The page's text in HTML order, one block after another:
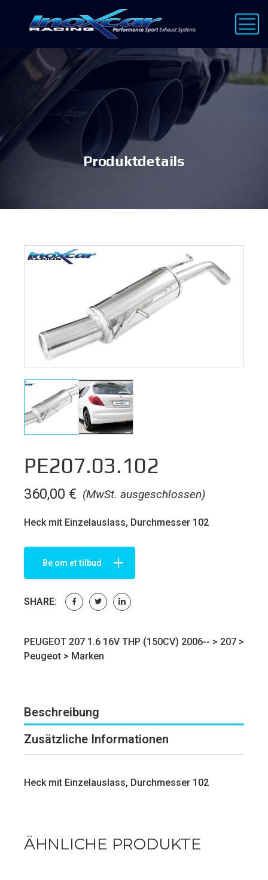
Produktdetails
PE207.03.102
(MwSt. ausgeschlossen)
360,00 €
Heck mit Einzelauslass, Durchmesser 102
Be om et tilbud
SHARE:
PEUGEOT 207 1.6 16V THP (150CV) 2006-- > 207 >
Peugeot > Marken
Beschreibung
Zusätzliche Informationen
Heck mit Einzelauslass, Durchmesser 102
ÄHNLICHE PRODUKTE